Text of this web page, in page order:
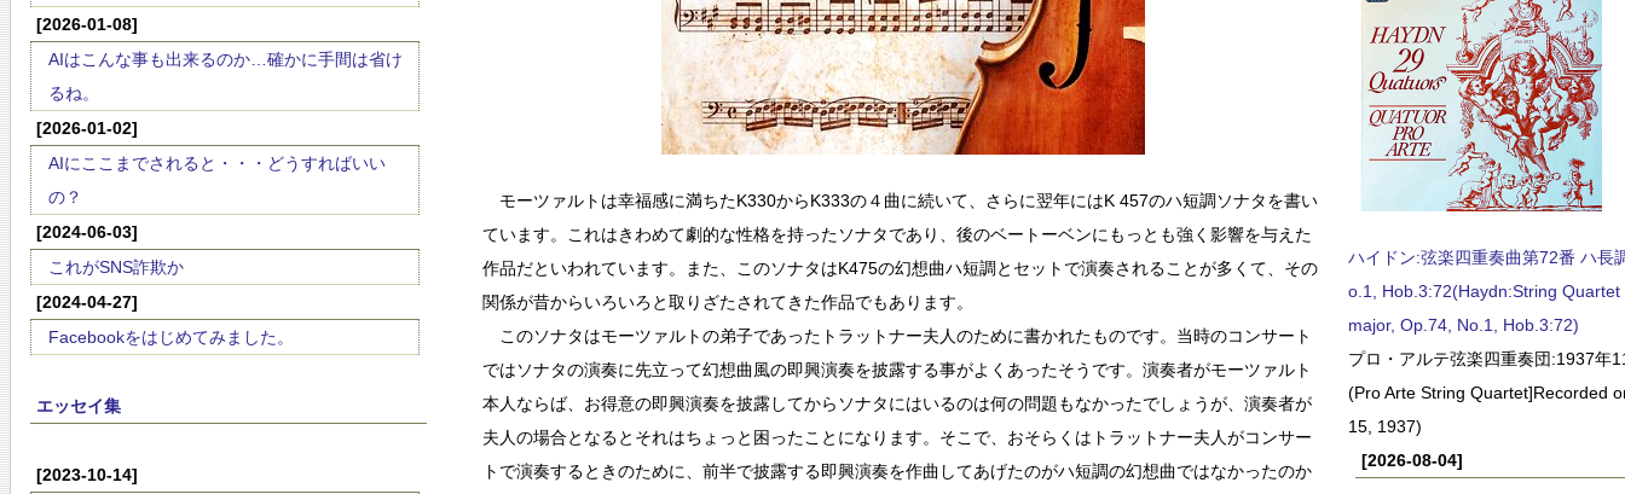
[2026-01-08]
AIはこんな事も出来るのか…確かに手間は省け
るね。
[2026-01-02]
AIにここまでされると・・・どうすればいい
の？
[2024-06-03]
これがSNS詐欺か
[2024-04-27]
Facebookをはじめてみました。
エッセイ集
[2023-10-14]
モーツァルトは幸福感に満ちたK330からK333の４曲に続いて、さらに翌年にはK 457のハ短調ソナタを書い
ています。これはきわめて劇的な性格を持ったソナタであり、後のベートーベンにもっとも強く影響を与えた
作品だといわれています。また、このソナタはK475の幻想曲ハ短調とセットで演奏されることが多くて、その
関係が昔からいろいろと取りざたされてきた作品でもあります。
このソナタはモーツァルトの弟子であったトラットナー夫人のために書かれたものです。当時のコンサート
ではソナタの演奏に先立って幻想曲風の即興演奏を披露する事がよくあったそうです。演奏者がモーツァルト
本人ならば、お得意の即興演奏を披露してからソナタにはいるのは何の問題もなかったでしょうが、演奏者が
夫人の場合となるとそれはちょっと困ったことになります。そこで、おそらくはトラットナー夫人がコンサー
トで演奏するときのために、前半で披露する即興演奏を作曲してあげたのがハ短調の幻想曲ではなかったのか
ハイドン:弦楽四重奏曲第72番 ハ長
o.1, Hob.3:72(Haydn:String Quartet
major, Op.74, No.1, Hob.3:72)
プロ・アルテ弦楽四重奏団:1937年
(Pro Arte String Quartet]Recorded
15, 1937)
[2026-08-04]